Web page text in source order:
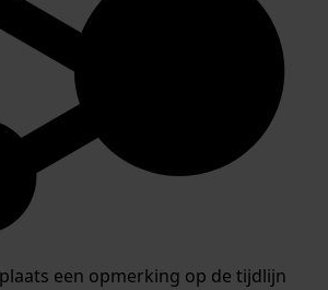
een opmerking op de tijdlijn